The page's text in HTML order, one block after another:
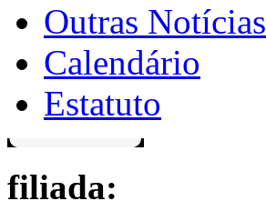
Outras Notícias
Calendário
Estatuto
filiada: